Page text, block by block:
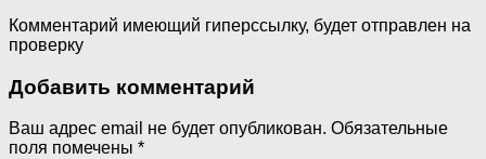
Комментарий имеющий гиперссылку, будет отправлен на
проверку
Добавить комментарий
Ваш адрес email не будет опубликован. Обязательные
поля помечены *